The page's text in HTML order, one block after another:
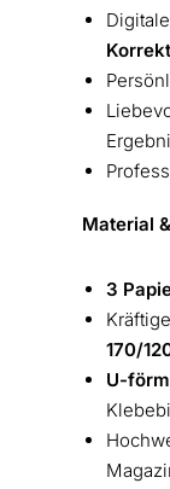
Material
3
170/
U-